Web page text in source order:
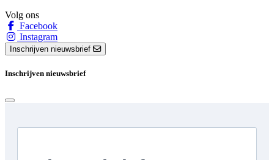
Volg ons
Facebook
Instagram
Inschrijven nieuwsbrief
Inschrijven nieuwsbrief